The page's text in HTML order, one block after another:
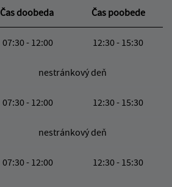
Čas doobeda Čas poobede
07:30 - 12:00 12:30 - 15:30
nestránkový deň
07:30 - 12:00 12:30 - 15:30
nestránkový deň
07:30 - 12:00 12:30 - 15:30